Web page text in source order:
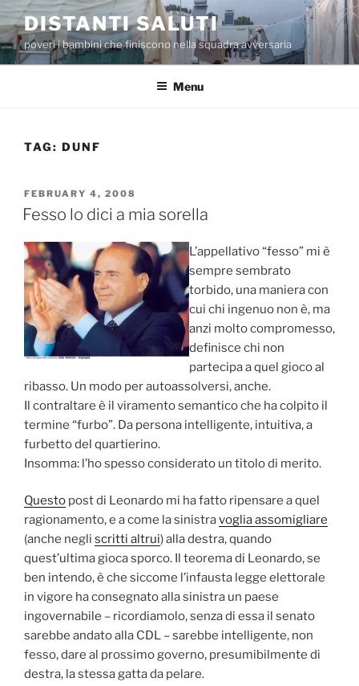
Skip
to
content
DISTANTI SALUTI
poveri i bambini che finiscono nella squadra avversaria
Menu
TAG: DUNF
POSTED
ON
FEBRUARY 4, 2008
Fesso lo dici a mia sorella
L’appellativo “fesso” mi è
sempre sembrato
torbido, una maniera con
cui chi ingenuo non è, ma
anzi molto compromesso,
definisce chi non
partecipa a quel gioco al
ribasso. Un modo per autoassolversi, anche.
Il contraltare è il viramento semantico che ha colpito il
termine “furbo”. Da persona intelligente, intuitiva, a
furbetto del quartierino.
Insomma: l’ho spesso considerato un titolo di merito.
Questo post di Leonardo mi ha fatto ripensare a quel
ragionamento, e a come la sinistravoglia assomigliare
(anche negli scritti altrui) alla destra, quando
quest’ultima gioca sporco. Il teorema di Leonardo, se
ben intendo, è che siccome l’infausta legge elettorale
in vigore ha consegnato alla sinistra un paese
ingovernabile – ricordiamolo, senza di essa il senato
sarebbe andato alla CDL – sarebbe intelligente, non
fesso, dare al prossimo governo, presumibilmente di
destra, la stessa gatta da pelare.